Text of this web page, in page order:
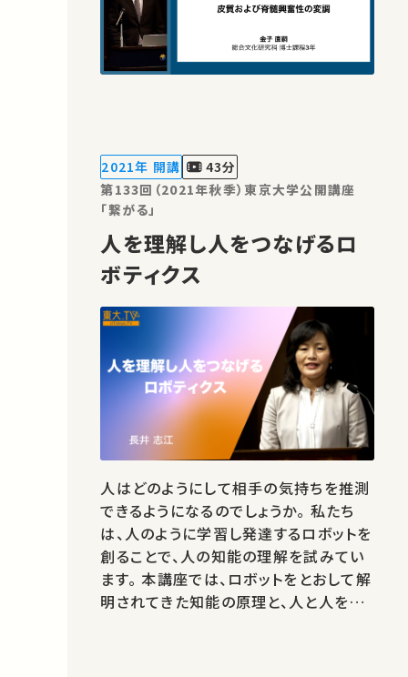
2021年 開講
43分
第133回（2021年秋季）東京大学公開講座
「繋がる」
人を理解し人をつなげるロ
ボティクス
人はどのようにして相手の気持ちを推測
できるようになるのでしょうか。 私たち
は、人のように学習し発達するロボットを
創ることで、人の知能の理解を試みてい
ます。 本講座では、ロボットをとおして解
明されてきた知能の原理と、人と人をつ